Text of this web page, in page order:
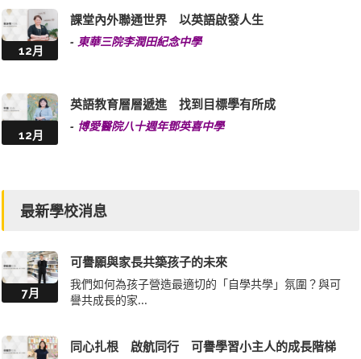
12月
課堂內外聯通世界 以英語啟發人生
- 東華三院李潤田紀念中學
12月
英語教育層層遞進 找到目標學有所成
- 博愛醫院八十週年鄧英喜中學
最新學校消息
7月
可譽願與家長共築孩子的未來
我們如何為孩子營造最適切的「自學共學」氛圍？與可
譽共成長的家...
同心扎根 啟航同行 可譽學習小主人的成長階梯